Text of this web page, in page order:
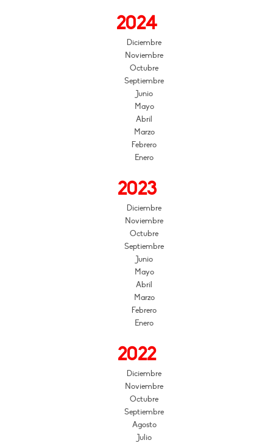
2024
Diciembre
Noviembre
Octubre
Septiembre
Junio
Mayo
Abril
Marzo
Febrero
Enero
2023
Diciembre
Noviembre
Octubre
Septiembre
Junio
Mayo
Abril
Marzo
Febrero
Enero
2022
Diciembre
Noviembre
Octubre
Septiembre
Agosto
Julio